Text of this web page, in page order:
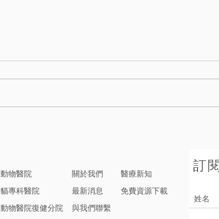
物醫院
專科醫院
物醫院復健分院
關於我們
最新消息
與我們聯繫
醫療新知
免費資源下載
訂